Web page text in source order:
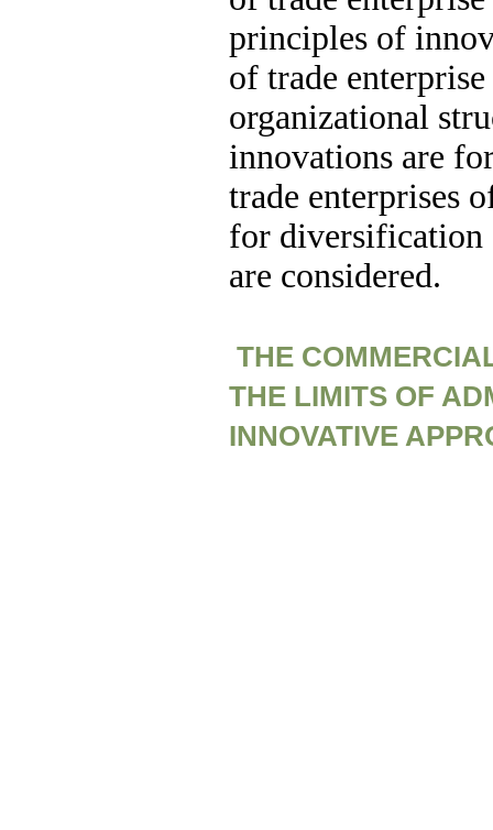
principles of
of trade
organizational
innovations are
trade enterprises
for diversification
are considered.
THE
THE LIMITS OF
INNOVATIVE